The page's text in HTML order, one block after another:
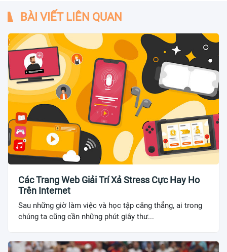
BÀI VIẾT LIÊN QUAN
Các Trang Web Giải Trí Xả Stress Cực Hay Ho
Trên Internet
Sau những giờ làm việc và học tập căng thẳng, ai trong
chúng ta cũng cần những phút giây thư...